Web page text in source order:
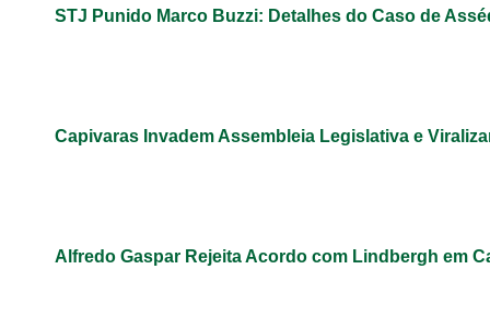
STJ Punido Marco Buzzi: Detalhes do Caso de
Capivaras Invadem Assembleia Legislativa e
Alfredo Gaspar Rejeita Acordo com Lindbergh em